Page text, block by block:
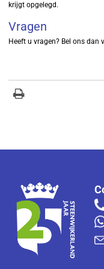
krijgt opgelegd.
Vragen
Heeft u vragen? Bel ons